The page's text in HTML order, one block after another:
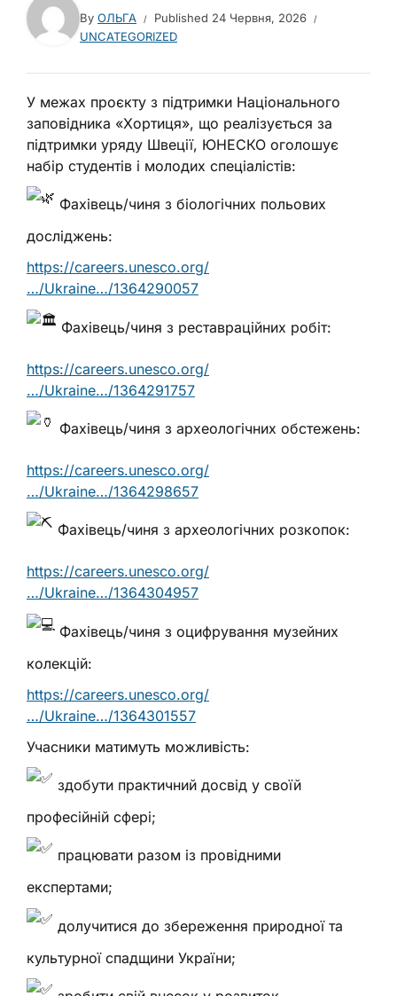
By ОЛЬГА Published 24 Червня, 2026
UNCATEGORIZED
У межах проєкту з підтримки Національного
заповідника «Хортиця», що реалізується за
підтримки уряду Швеції, ЮНЕСКО оголошує
набір студентів і молодих спеціалістів:
Фахівець/чиня з біологічних польових
досліджень:
https://careers.unesco.org/
…/Ukraine…/1364290057
Фахівець/чиня з реставраційних робіт:
https://careers.unesco.org/
…/Ukraine…/1364291757
Фахівець/чиня з археологічних обстежень:
https://careers.unesco.org/
…/Ukraine…/1364298657
Фахівець/чиня з археологічних розкопок:
https://careers.unesco.org/
…/Ukraine…/1364304957
Фахівець/чиня з оцифрування музейних
колекцій:
https://careers.unesco.org/
…/Ukraine…/1364301557
Учасники матимуть можливість:
здобути практичний досвід у своїй
професійній сфері;
працювати разом із провідними
експертами;
долучитися до збереження природної та
культурної спадщини України;